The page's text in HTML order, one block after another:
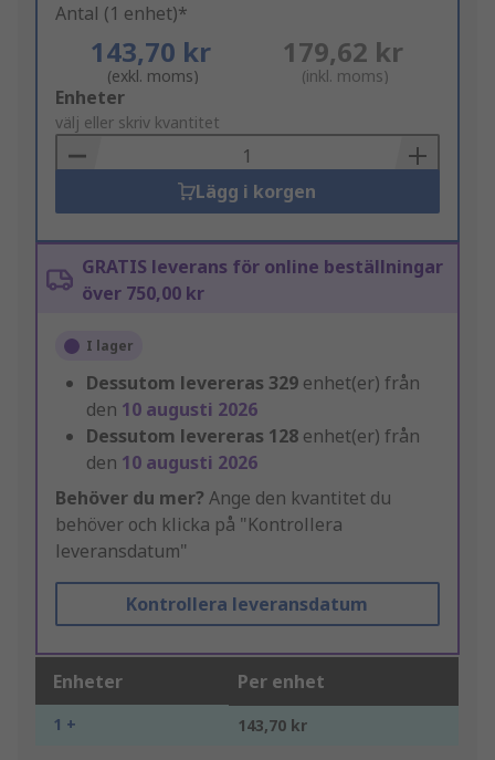
Antal (1 enhet)*
143,70 kr
(exkl. moms)
179,62 kr
(inkl. moms)
Add
to
Basket
Enheter
välj eller skriv kvantitet
Lägg i korgen
GRATIS leverans för online beställningar
över 750,00 kr
I lager
Dessutom levereras 329 enhet(er) från
den 10 augusti 2026
Dessutom levereras 128 enhet(er) från
den 10 augusti 2026
Behöver du mer? Ange den kvantitet du
behöver och klicka på "Kontrollera
leveransdatum"
Kontrollera leveransdatum
Enheter Per enhet
1 + 143,70 kr